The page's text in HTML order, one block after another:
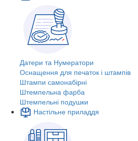
Датери та Нумератори
Оснащення для печаток і штампів
Штампи самонабірні
Штемпельна фарба
Штемпельні подушки
Настільне приладдя